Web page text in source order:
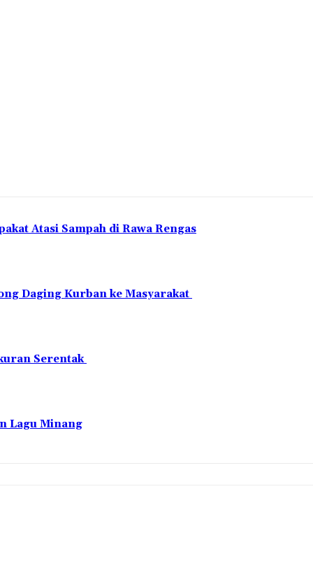
Atasi Sampah di Rawa Rengas
Daging Kurban ke Masyarakat
Serentak
Lagu Minang